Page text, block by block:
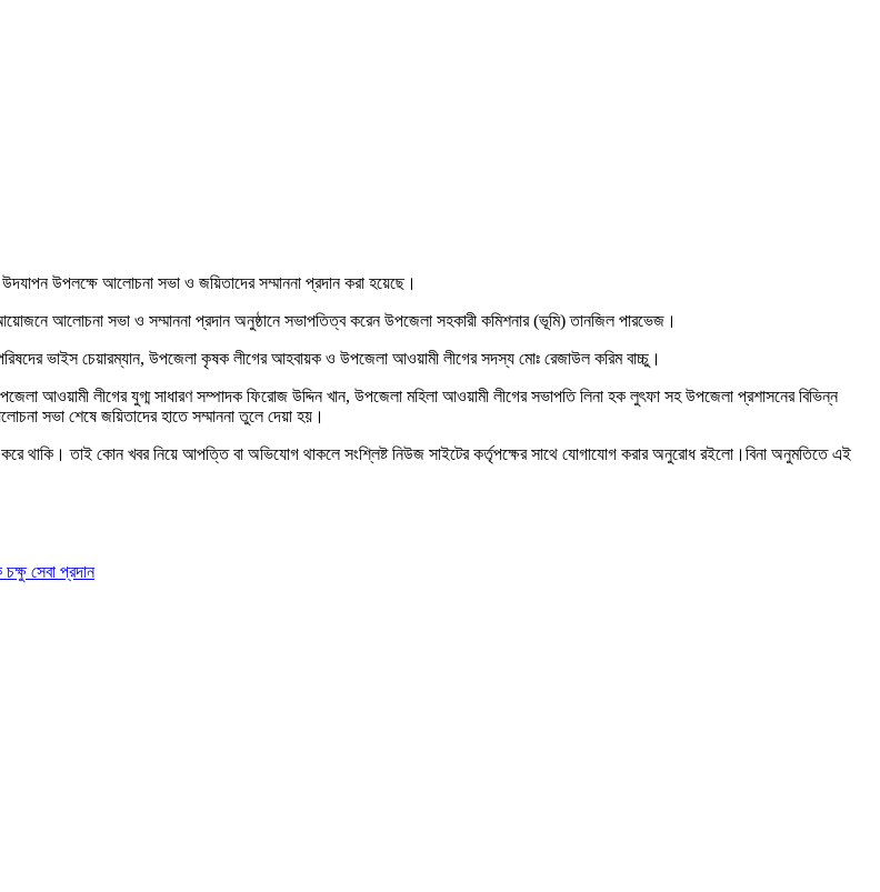
উদযাপন উপলক্ষে আলোচনা সভা ও জয়িতাদের সম্মাননা প্রদান করা হয়েছে।
আলোচনা সভা ও সম্মাননা প্রদান অনুষ্ঠানে সভাপতিত্ব করেন উপজেলা সহকারী কমিশনার (ভূমি) তানজিল পারভেজ।
পরিষদের ভাইস চেয়ারম্যান, উপজেলা কৃষক লীগের আহবায়ক ও উপজেলা আওয়ামী লীগের সদস্য মোঃ রেজাউল করিম বাচ্চু।
আওয়ামী লীগের যুগ্ম সাধারণ সম্পাদক ফিরোজ উদ্দিন খান, উপজেলা মহিলা আওয়ামী লীগের সভাপতি লিনা হক লুৎফা সহ উপজেলা প্রশাসনের বিভিন্ন
সভা শেষে জয়িতাদের হাতে সম্মাননা তুলে দেয়া হয়।
থাকি। তাই কোন খবর নিয়ে আপত্তি বা অভিযোগ থাকলে সংশ্লিষ্ট নিউজ সাইটের কর্তৃপক্ষের সাথে যোগাযোগ করার অনুরোধ রইলো।বিনা অনুমতিতে এই
সেবা প্রদান